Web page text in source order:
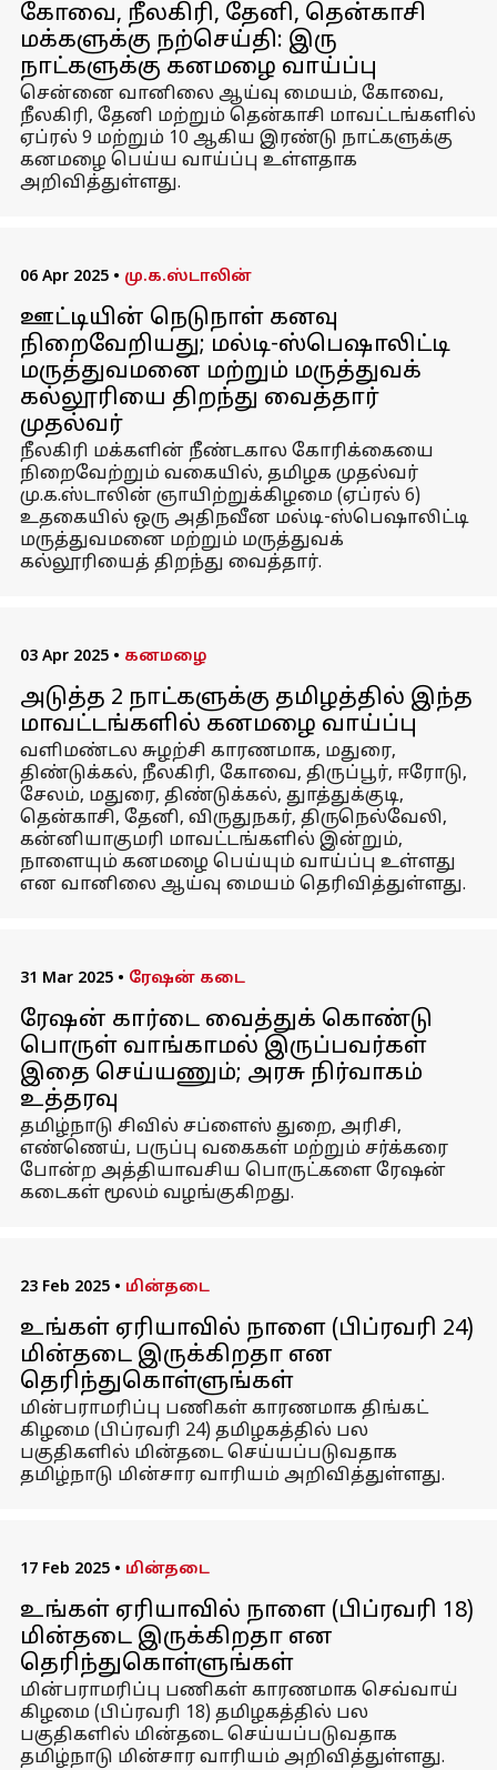
கோவை, நீலகிரி, தேனி, தென்காசி
மக்களுக்கு நற்செய்தி: இரு
நாட்களுக்கு கனமழை வாய்ப்பு
சென்னை வானிலை ஆய்வு மையம், கோவை,
நீலகிரி, தேனி மற்றும் தென்காசி மாவட்டங்களில்
ஏப்ரல் 9 மற்றும் 10 ஆகிய இரண்டு நாட்களுக்கு
கனமழை பெய்ய வாய்ப்பு உள்ளதாக
அறிவித்துள்ளது.
06 Apr 2025 • மு.க.ஸ்டாலின்
ஊட்டியின் நெடுநாள் கனவு
நிறைவேறியது; மல்டி-ஸ்பெஷாலிட்டி
மருத்துவமனை மற்றும் மருத்துவக்
கல்லூரியை திறந்து வைத்தார்
முதல்வர்
நீலகிரி மக்களின் நீண்டகால கோரிக்கையை
நிறைவேற்றும் வகையில், தமிழக முதல்வர்
மு.க.ஸ்டாலின் ஞாயிற்றுக்கிழமை (ஏப்ரல் 6)
உதகையில் ஒரு அதிநவீன மல்டி-ஸ்பெஷாலிட்டி
மருத்துவமனை மற்றும் மருத்துவக்
கல்லூரியைத் திறந்து வைத்தார்.
03 Apr 2025 • கனமழை
அடுத்த 2 நாட்களுக்கு தமிழத்தில் இந்த
மாவட்டங்களில் கனமழை வாய்ப்பு
வளிமண்டல சுழற்சி காரணமாக, மதுரை,
திண்டுக்கல், நீலகிரி, கோவை, திருப்பூர், ஈரோடு,
சேலம், மதுரை, திண்டுக்கல், துாத்துக்குடி,
தென்காசி, தேனி, விருதுநகர், திருநெல்வேலி,
கன்னியாகுமரி மாவட்டங்களில் இன்றும்,
நாளையும் கனமழை பெய்யும் வாய்ப்பு உள்ளது
என வானிலை ஆய்வு மையம் தெரிவித்துள்ளது.
31 Mar 2025 • ரேஷன் கடை
ரேஷன் கார்டை வைத்துக் கொண்டு
பொருள் வாங்காமல் இருப்பவர்கள்
இதை செய்யணும்; அரசு நிர்வாகம்
உத்தரவு
தமிழ்நாடு சிவில் சப்ளைஸ் துறை, அரிசி,
எண்ணெய், பருப்பு வகைகள் மற்றும் சர்க்கரை
போன்ற அத்தியாவசிய பொருட்களை ரேஷன்
கடைகள் மூலம் வழங்குகிறது.
23 Feb 2025 • மின்தடை
உங்கள் ஏரியாவில் நாளை (பிப்ரவரி 24)
மின்தடை இருக்கிறதா என
தெரிந்துகொள்ளுங்கள்
மின்பராமரிப்பு பணிகள் காரணமாக திங்கட்
கிழமை (பிப்ரவரி 24) தமிழகத்தில் பல
பகுதிகளில் மின்தடை செய்யப்படுவதாக
தமிழ்நாடு மின்சார வாரியம் அறிவித்துள்ளது.
17 Feb 2025 • மின்தடை
உங்கள் ஏரியாவில் நாளை (பிப்ரவரி 18)
மின்தடை இருக்கிறதா என
தெரிந்துகொள்ளுங்கள்
மின்பராமரிப்பு பணிகள் காரணமாக செவ்வாய்
கிழமை (பிப்ரவரி 18) தமிழகத்தில் பல
பகுதிகளில் மின்தடை செய்யப்படுவதாக
தமிழ்நாடு மின்சார வாரியம் அறிவித்துள்ளது.